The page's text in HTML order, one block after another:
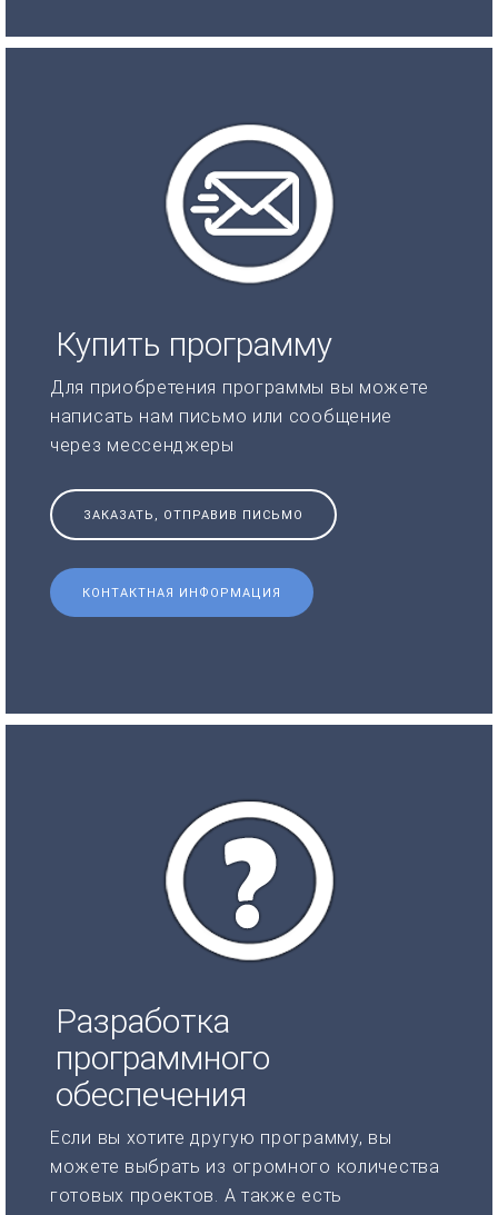
Купить программу
Для приобретения программы вы можете
написать нам письмо или сообщение
через мессенджеры
ЗАКАЗАТЬ, ОТПРАВИВ ПИСЬМО
КОНТАКТНАЯ ИНФОРМАЦИЯ
Разработка
программного
обеспечения
Если вы хотите другую программу, вы
можете выбрать из огромного количества
готовых проектов. А также есть